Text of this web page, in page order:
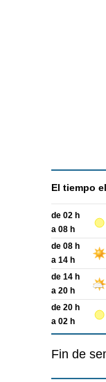
El tiempo el
de 02 h
a 08 h
de 08 h
a 14 h
de 14 h
a 20 h
de 20 h
a 02 h
Fin de